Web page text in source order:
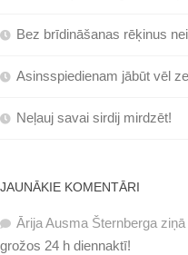
Bez brīdināšanas rēķinus
Asinsspiedienam jābūt vēl
Neļauj savai sirdij mirdzēt!
JAUNĀKIE KOMENTĀRI
Ārija Ausma Šternberga ziņā
grožos 24 h diennaktī!